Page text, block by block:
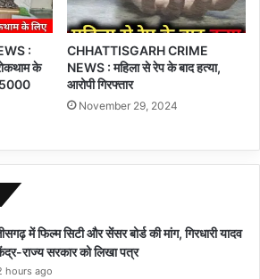
:
के
5000
CHHATTISGARH CRIME
NEWS : महिला से रेप के बाद हत्या,
आरोपी गिरफ्तार
November 29, 2024
में फिल्म सिटी और सेंसर बोर्ड की मांग, गिरधारी यादव
राज्य सरकार को लिखा पत्र
hours ago